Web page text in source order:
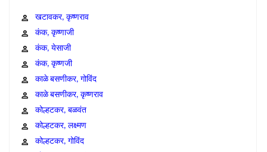
खटावकर, कृष्णराव
कंक, कृष्णाजी
कंक, येसाजी
कंक, कृष्णजी
काळे बसणीकर, गोविंद
काळे बसणीकर, कृष्णराव
कोल्हटकर, बळवंत
कोल्हटकर, लक्ष्मण
कोल्हटकर, गोविंद